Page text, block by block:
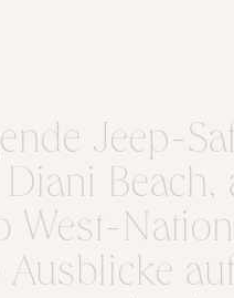
Jeep-
Beach,
Ausblicke